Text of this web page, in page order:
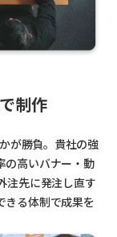
制作
が勝負。貴社の強
の高いバナー・動
注先に発注し直す
きる体制で成果を